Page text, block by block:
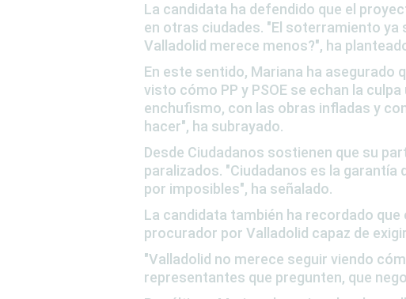
La candidata ha defendido que el
en otras ciudades. "El soterramiento ya
Valladolid merece menos?", ha
En este sentido, Mariana ha asegurado
visto cómo PP y PSOE se echan la
enchufismo, con las obras infladas y
hacer", ha subrayado.
Desde Ciudadanos sostienen que su
paralizados. "Ciudadanos es la
por imposibles", ha señalado.
La candidata también ha recordado
procurador por Valladolid capaz de
"Valladolid no merece seguir viendo
representantes que pregunten, que